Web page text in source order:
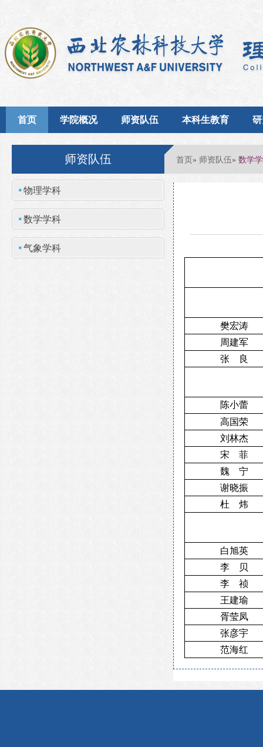
首页 学院概况 师资队伍 本科生教育
师资队伍 首页» 师资队伍» 数学
物理学科
数学学科
气象学科
樊宏涛
周建军
张 良
陈小蕾
高国荣
刘林杰
宋 菲
魏 宁
谢晓振
杜 炜
白旭英
李 贝
李
祯
王建瑜
胥莹凤
张彦宇
范海红